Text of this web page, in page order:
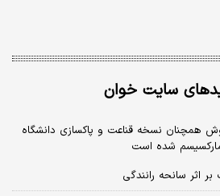
سایت خوان
همچنان نسخه قناعت و پاکسازی دانشگاه
شده است
اثر سانحه رانندگی